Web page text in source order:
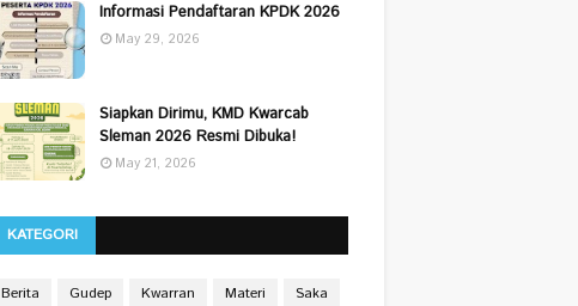
Informasi Pendaftaran KPDK 2026
May 29, 2026
Siapkan Dirimu, KMD Kwarcab
Sleman 2026 Resmi Dibuka!
May 21, 2026
KATEGORI
Berita Gudep Kwarran Materi
Saka